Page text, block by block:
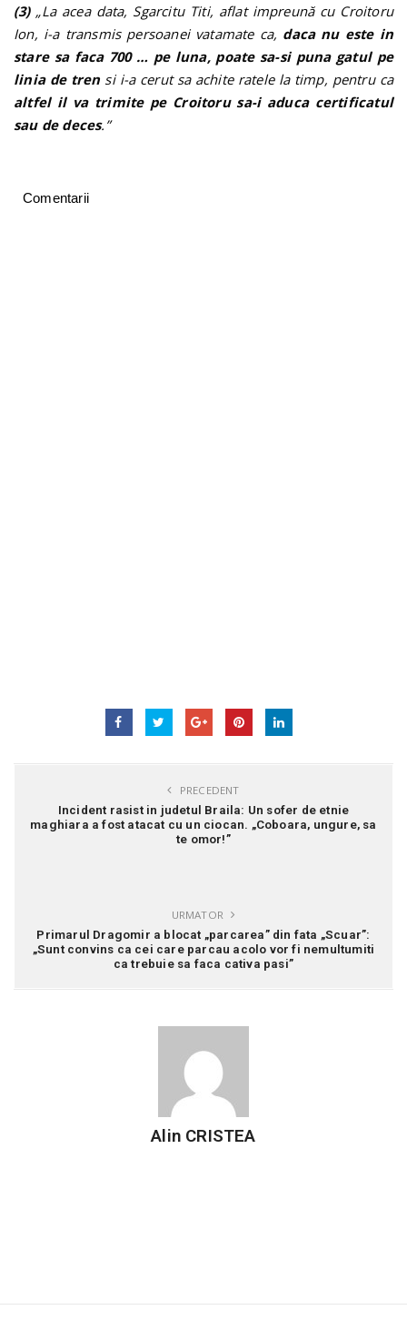
(3)„La acea data, Sgarcitu Titi, aflat impreună cu Croitoru
Ion, i-a transmis persoanei vatamate ca, daca nu este in
stare sa faca 700 … pe luna, poate sa-si puna gatul pe
linia de tren si i-a cerut sa achite ratele la timp, pentru ca
altfel il va trimite pe Croitoru sa-i aduca certificatul
sau de deces.”
Comentarii
PRECEDENT
Incident rasist in judetul Braila: Un sofer de etnie
maghiara a fost atacat cu un ciocan. „Coboara, ungure, sa
te omor!”
URMATOR
Primarul Dragomir a blocat „parcarea” din fata „Scuar”:
„Sunt convins ca cei care parcau acolo vor fi nemultumiti
ca trebuie sa faca cativa pasi”
Alin CRISTEA